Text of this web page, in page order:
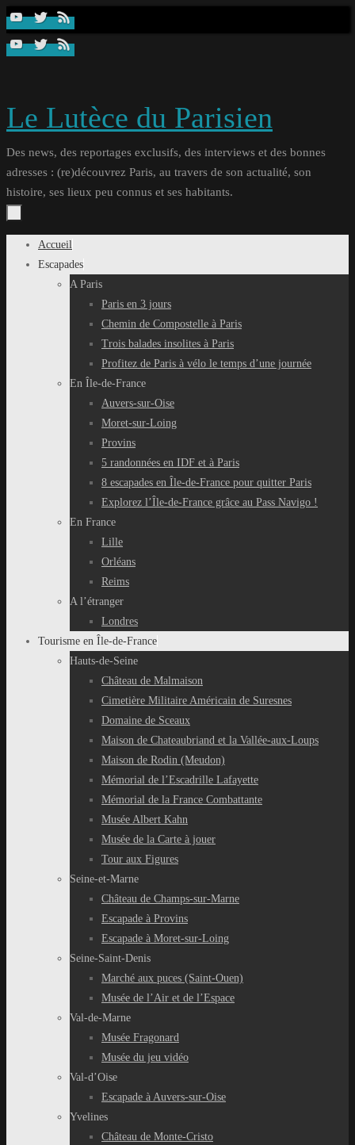
Passer
contenu
Le Lutèce du Parisien
Des news, des reportages exclusifs, des interviews et des bonnes
adresses : (re)découvrez Paris, au travers de son actualité, son
histoire, ses lieux peu connus et ses habitants.
Passer
Accueil
Escapades
A Paris
Paris en 3 jours
Chemin de Compostelle à Paris
Trois balades insolites à Paris
Profitez de Paris à vélo le temps d’une journée
En Île-de-France
Auvers-sur-Oise
Moret-sur-Loing
Provins
5 randonnées en IDF et à Paris
8 escapades en Île-de-France pour quitter Paris
Explorez l’Île-de-France grâce au Pass Navigo !
En France
Lille
Orléans
Reims
A l’étranger
Londres
Tourisme en Île-de-France
Hauts-de-Seine
Château de Malmaison
Cimetière Militaire Américain de Suresnes
Domaine de Sceaux
Maison de Chateaubriand et la Vallée-aux-Loups
Maison de Rodin (Meudon)
Mémorial de l’Escadrille Lafayette
Mémorial de la France Combattante
Musée Albert Kahn
Musée de la Carte à jouer
Tour aux Figures
Seine-et-Marne
Château de Champs-sur-Marne
Escapade à Provins
Escapade à Moret-sur-Loing
Seine-Saint-Denis
Marché aux puces (Saint-Ouen)
Musée de l’Air et de l’Espace
Val-de-Marne
Musée Fragonard
Musée du jeu vidéo
Val-d’Oise
Escapade à Auvers-sur-Oise
Yvelines
Château de Monte-Cristo